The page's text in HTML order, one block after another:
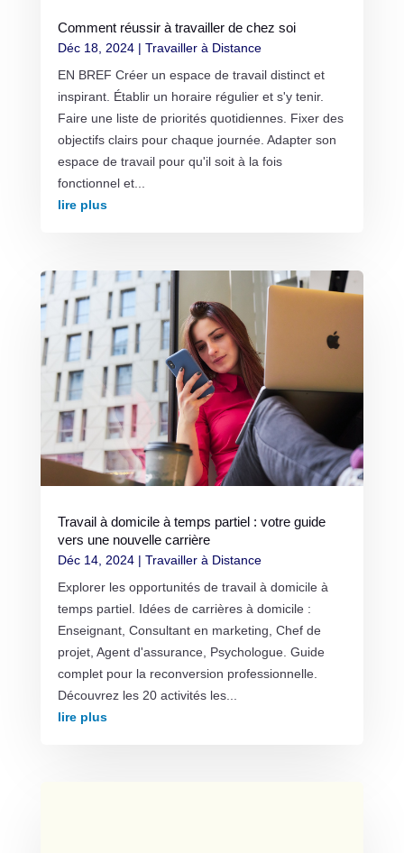
Comment réussir à travailler de chez soi
Déc 18, 2024| Travailler à Distance
EN BREF Créer un espace de travail distinct et
inspirant. Établir un horaire régulier et s'y tenir.
Faire une liste de priorités quotidiennes. Fixer des
objectifs clairs pour chaque journée. Adapter son
espace de travail pour qu'il soit à la fois
fonctionnel et...
lire plus
Travail à domicile à temps partiel : votre guide
vers une nouvelle carrière
Déc 14, 2024| Travailler à Distance
Explorer les opportunités de travail à domicile à
temps partiel. Idées de carrières à domicile :
Enseignant, Consultant en marketing, Chef de
projet, Agent d'assurance, Psychologue. Guide
complet pour la reconversion professionnelle.
Découvrez les 20 activités les...
lire plus